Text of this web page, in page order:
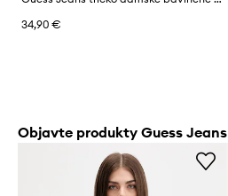
34,90 €
Objavte produkty Guess Jeans